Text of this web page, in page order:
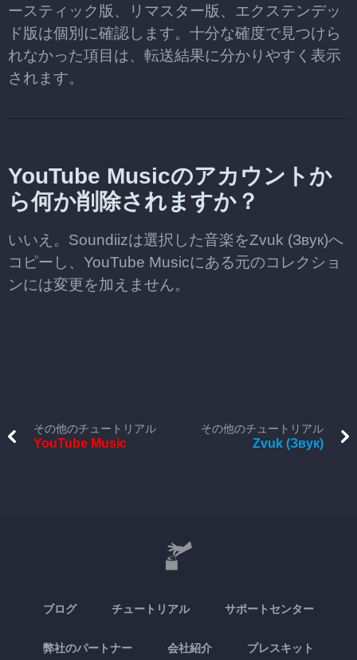
ースティック版、リマスター版、エクステンデッ
ド版は個別に確認します。十分な確度で見つけら
れなかった項目は、転送結果に分かりやすく表示
されます。
YouTube Musicのアカウントか
ら何か削除されますか？
いいえ。Soundiizは選択した音楽をZvuk (Звук)へ
コピーし、YouTube Musicにある元のコレクショ
ンには変更を加えません。
その他のチュートリアル
YouTube Music
その他のチュートリアル
Zvuk (Звук)
ブログ チュートリアル サポートセンター
弊社のパートナー 会社紹介 プレスキット